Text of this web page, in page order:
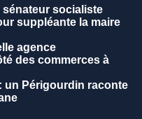
socialiste
suppléante la maire
agence
des commerces à
un Périgourdin raconte